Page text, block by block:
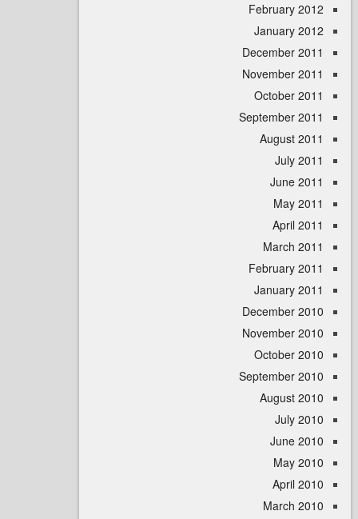
February
January
December
November
October
September
August
July
June
May
April
March
February
January
December
November
October
September
August
July
June
May
April
March